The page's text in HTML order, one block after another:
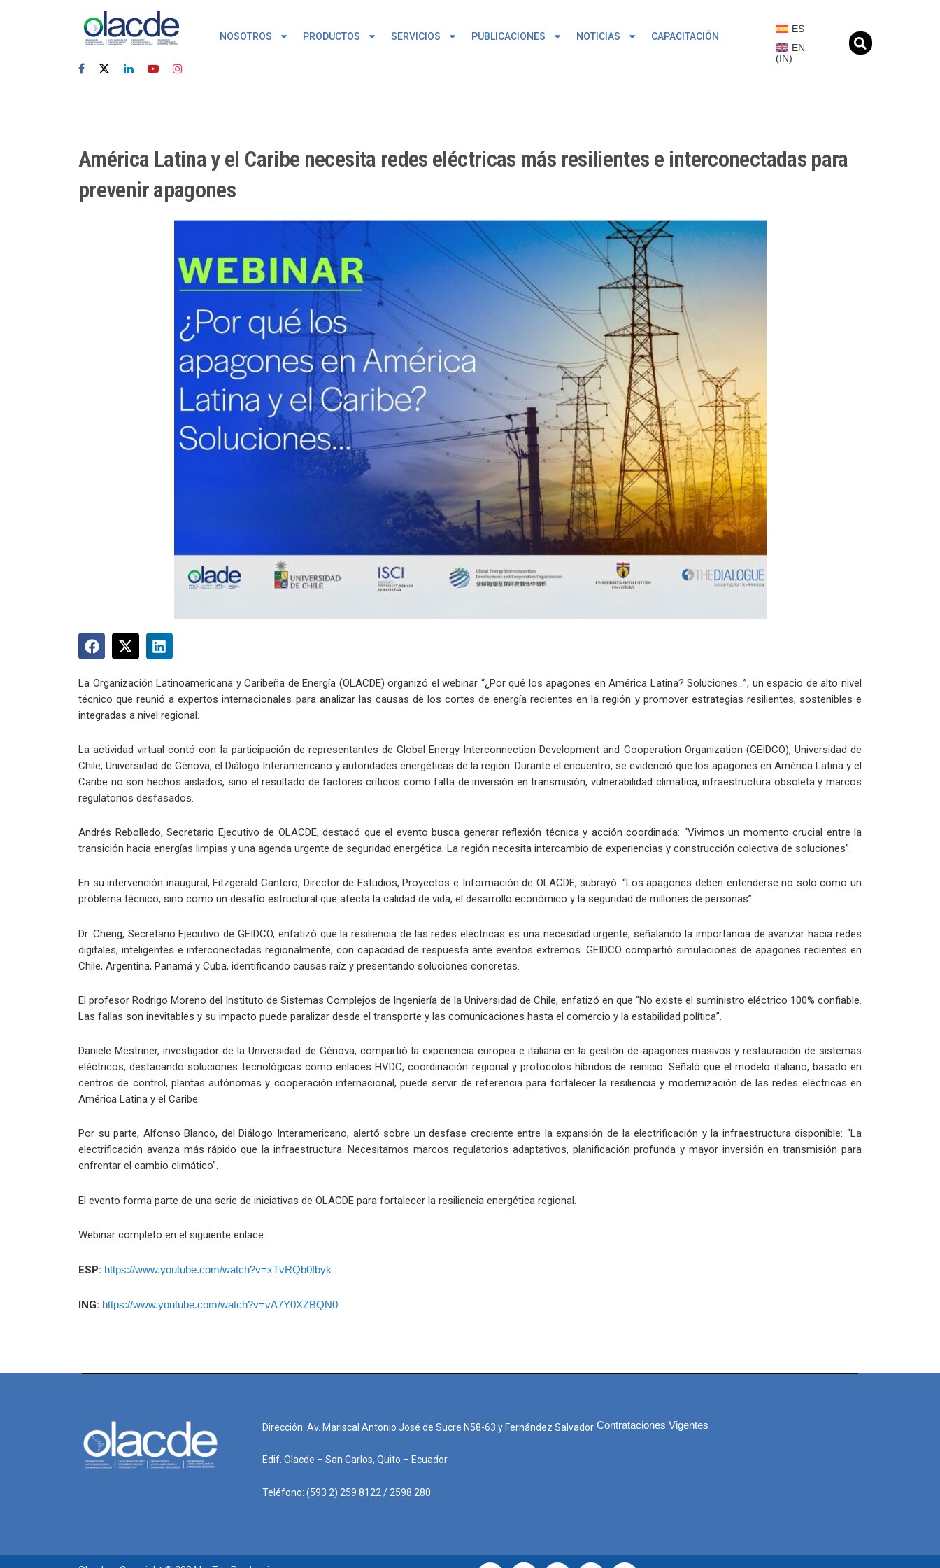
NOSOTROS PRODUCTOS SERVICIOS PUBLICACIONES NOTICIAS CAPACITACIÓN
ES
EN
(IN)
América Latina y el Caribe necesita redes eléctricas más resilientes e interconectadas para
prevenir apagones
La Organización Latinoamericana y Caribeña de Energía (OLACDE) organizó el webinar “¿Por qué los apagones en América Latina? Soluciones…”, un espacio de alto nivel
técnico que reunió a expertos internacionales para analizar las causas de los cortes de energía recientes en la región y promover estrategias resilientes, sostenibles e
integradas a nivel regional.
La actividad virtual contó con la participación de representantes de Global Energy Interconnection Development and Cooperation Organization (GEIDCO), Universidad de
Chile, Universidad de Génova, el Diálogo Interamericano y autoridades energéticas de la región. Durante el encuentro, se evidenció que los apagones en América Latina y el
Caribe no son hechos aislados, sino el resultado de factores críticos como falta de inversión en transmisión, vulnerabilidad climática, infraestructura obsoleta y marcos
regulatorios desfasados.
Andrés Rebolledo, Secretario Ejecutivo de OLACDE, destacó que el evento busca generar reflexión técnica y acción coordinada: “Vivimos un momento crucial entre la
transición hacia energías limpias y una agenda urgente de seguridad energética. La región necesita intercambio de experiencias y construcción colectiva de soluciones”.
En su intervención inaugural, Fitzgerald Cantero, Director de Estudios, Proyectos e Información de OLACDE, subrayó: “Los apagones deben entenderse no solo como un
problema técnico, sino como un desafío estructural que afecta la calidad de vida, el desarrollo económico y la seguridad de millones de personas”.
Dr. Cheng, Secretario Ejecutivo de GEIDCO, enfatizó que la resiliencia de las redes eléctricas es una necesidad urgente, señalando la importancia de avanzar hacia redes
digitales, inteligentes e interconectadas regionalmente, con capacidad de respuesta ante eventos extremos. GEIDCO compartió simulaciones de apagones recientes en
Chile, Argentina, Panamá y Cuba, identificando causas raíz y presentando soluciones concretas.
El profesor Rodrigo Moreno del Instituto de Sistemas Complejos de Ingeniería de la Universidad de Chile, enfatizó en que “No existe el suministro eléctrico 100% confiable.
Las fallas son inevitables y su impacto puede paralizar desde el transporte y las comunicaciones hasta el comercio y la estabilidad política”.
Daniele Mestriner, investigador de la Universidad de Génova, compartió la experiencia europea e italiana en la gestión de apagones masivos y restauración de sistemas
eléctricos, destacando soluciones tecnológicas como enlaces HVDC, coordinación regional y protocolos híbridos de reinicio. Señaló que el modelo italiano, basado en
centros de control, plantas autónomas y cooperación internacional, puede servir de referencia para fortalecer la resiliencia y modernización de las redes eléctricas en
América Latina y el Caribe.
Por su parte, Alfonso Blanco, del Diálogo Interamericano, alertó sobre un desfase creciente entre la expansión de la electrificación y la infraestructura disponible: “La
electrificación avanza más rápido que la infraestructura. Necesitamos marcos regulatorios adaptativos, planificación profunda y mayor inversión en transmisión para
enfrentar el cambio climático”.
El evento forma parte de una serie de iniciativas de OLACDE para fortalecer la resiliencia energética regional.
Webinar completo en el siguiente enlace:
ESP: https://www.youtube.com/watch?v=xTvRQb0fbyk
ING: https://www.youtube.com/watch?v=vA7Y0XZBQN0
Dirección: Av. Mariscal Antonio José de Sucre N58-63 y Fernández Salvador
Edif. Olacde – San Carlos, Quito – Ecuador
Teléfono: (593 2) 259 8122 / 2598 280
Contrataciones Vigentes